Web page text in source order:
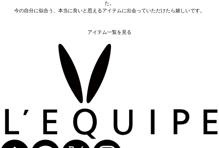
た。
今の自分に似合う、本当に良いと思えるアイテムに出会っていただけたら嬉しいです。
アイテム一覧を見る